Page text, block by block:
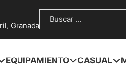
GranadaBuscar
EQUIPAMIENTO CASUAL